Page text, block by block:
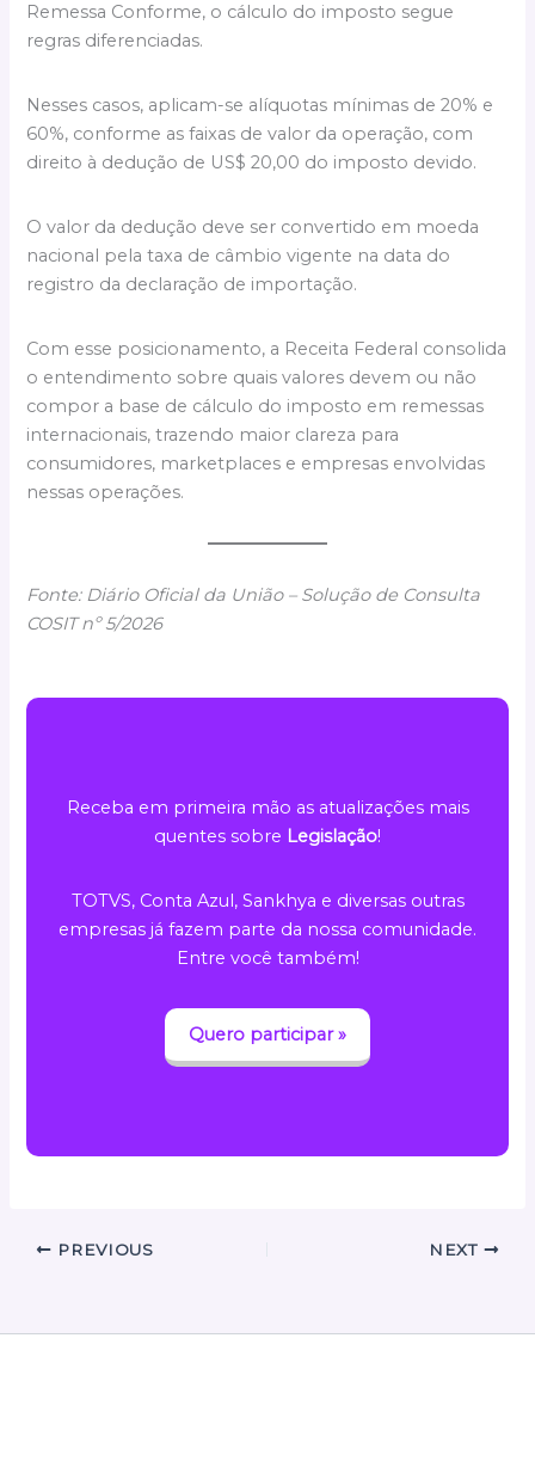
Remessa Conforme, o cálculo do imposto segue
regras diferenciadas.
Nesses casos, aplicam-se alíquotas mínimas de 20% e
60%, conforme as faixas de valor da operação, com
direito à dedução de US$ 20,00 do imposto devido.
O valor da dedução deve ser convertido em moeda
nacional pela taxa de câmbio vigente na data do
registro da declaração de importação.
Com esse posicionamento, a Receita Federal consolida
o entendimento sobre quais valores devem ou não
compor a base de cálculo do imposto em remessas
internacionais, trazendo maior clareza para
consumidores, marketplaces e empresas envolvidas
nessas operações.
Fonte: Diário Oficial da União – Solução de Consulta
COSIT nº 5/2026
Receba em primeira mão as atualizações mais
quentes sobre Legislação!
TOTVS, Conta Azul, Sankhya e diversas outras
empresas já fazem parte da nossa comunidade.
Entre você também!
Quero participar »
PREVIOUS NEXT